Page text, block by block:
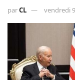
parCL vendredi